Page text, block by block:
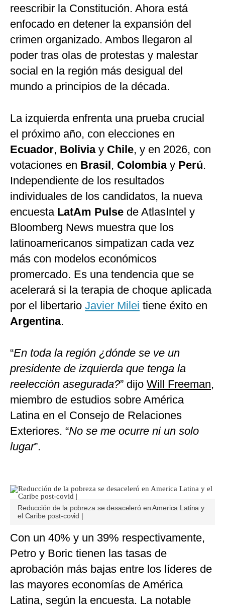
reescribir la Constitución. Ahora está
enfocado en detener la expansión del
crimen organizado. Ambos llegaron al
poder tras olas de protestas y malestar
social en la región más desigual del
mundo a principios de la década.
La izquierda enfrenta una prueba crucial
el próximo año, con elecciones en
Ecuador, Bolivia y Chile, y en 2026, con
votaciones en Brasil, Colombia y Perú.
Independiente de los resultados
individuales de los candidatos, la nueva
encuesta LatAm Pulse de AtlasIntel y
Bloomberg News muestra que los
latinoamericanos simpatizan cada vez
más con modelos económicos
promercado. Es una tendencia que se
acelerará si la terapia de choque aplicada
por el libertario Javier Milei tiene éxito en
Argentina.
“En toda la región ¿dónde se ve un
presidente de izquierda que tenga la
reelección asegurada?” dijo Will Freeman,
miembro de estudios sobre América
Latina en el Consejo de Relaciones
Exteriores. “No se me ocurre ni un solo
lugar”.
Reducción de la pobreza se desaceleró en America Latina y
el Caribe post-covid |
Con un 40% y un 39% respectivamente,
Petro y Boric tienen las tasas de
aprobación más bajas entre los líderes de
las mayores economías de América
Latina, según la encuesta. La notable